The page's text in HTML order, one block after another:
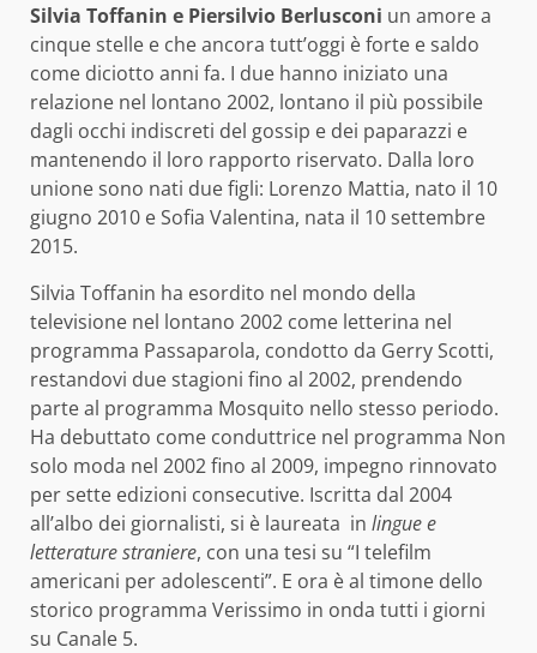
Silvia Toffanin e Piersilvio Berlusconi un amore a
cinque stelle e che ancora tutt’oggi è forte e saldo
come diciotto anni fa. I due hanno iniziato una
relazione nel lontano 2002, lontano il più possibile
dagli occhi indiscreti del gossip e dei paparazzi e
mantenendo il loro rapporto riservato. Dalla loro
unione sono nati due figli: Lorenzo Mattia, nato il 10
giugno 2010 e Sofia Valentina, nata il 10 settembre
2015.
Silvia Toffanin ha esordito nel mondo della
televisione nel lontano 2002 come letterina nel
programma Passaparola, condotto da Gerry Scotti,
restandovi due stagioni fino al 2002, prendendo
parte al programma Mosquito nello stesso periodo.
Ha debuttato come conduttrice nel programma Non
solo moda nel 2002 fino al 2009, impegno rinnovato
per sette edizioni consecutive. Iscritta dal 2004
all’albo dei giornalisti, si è laureata in lingue e
letterature straniere, con una tesi su “I telefilm
americani per adolescenti”. E ora è al timone dello
storico programma Verissimo in onda tutti i giorni
su Canale 5.